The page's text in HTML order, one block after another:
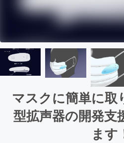
マスクに簡単に取
型拡声器の開発支
ます